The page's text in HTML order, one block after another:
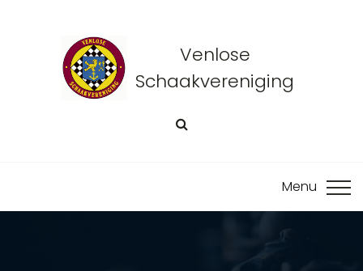
Venlose
Schaakvereniging